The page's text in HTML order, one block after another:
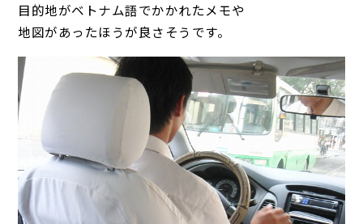
目的地がベトナム語でかかれたメモや
地図があったほうが良さそうです。